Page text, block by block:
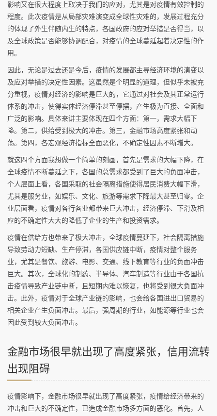
影响又在很大程度上取决于我们的应对，尤其是对疫情有效控制的
程度。此次疫情是从局部灾难演变成全球性灾难的，发展过程充分
的体现了外生伴随内生的特点，各国政府的应对举措是否得当，以
及全球政策是否能够协调配合，对疫情的全球蔓延起着决定性的作
用。
因此，无论是过去还是今后，疫情的发展都主导经济环境的演变以
及应对举措的决定性因素。这虽然是个明显的道理，但似乎未被充
分重视，疫情对经济的影响是巨大的，它通过对社会及其正常运行
体系的冲击，使得实体经济停滞甚至停摆，产生极为直接、全面和
广泛的影响。具体来讲主要体现在四个方面：第一，需求大幅下
降。第二，供给受到极大的冲击。第三，金融市场高度紧张和动
荡。第四，各宏观经济指标全面恶化，不确定性因素不断增大。
就这四个方面我想做一个简单的刻画，首先是需求的大幅下降，在
全球疫情不断蔓延之下，各国的总需求都受到了巨大的负面冲击，
个人层面上看，各国采取的社会隔离措施使得居民消费大幅下滑，
尤其是服务业，如娱乐、文化、旅游等需求下降最大甚至归零。企
业层面看，疫情对各行各业都带来巨大冲击，经济停滞、下滑及相
应的不确定性大大的降低了企业的生产和投资需求。
疫情在供给方也带来了极大冲击，全球疫情蔓延下，社会隔离措施
导致劳动力短缺、生产停滞，各国供应链中断，疫情对整个服务
业，尤其是餐饮、旅游、电影、交通、线下教育等行业的负面冲击
巨大。其次，全球化的制药、半导体、汽车制造等行业由于各国抗
击疫情导致产业链中断，且短期内难以恢复，也将受到很大负面冲
击。此外，疫情对于全球产业链的影响，也会给各国进出口贸易的
相关企业产生负面冲击。最后，强周期的行业，如能源等行业也会
因此受到较大负面冲击。
金融市场很早就出现了高度紧张，信用流转
出现阻碍
疫情影响下，金融市场很早就出现了高度紧张，疫情给经济带来的
冲击和巨大的不确定性，已造成金融市场多方面的恶化。首先，人